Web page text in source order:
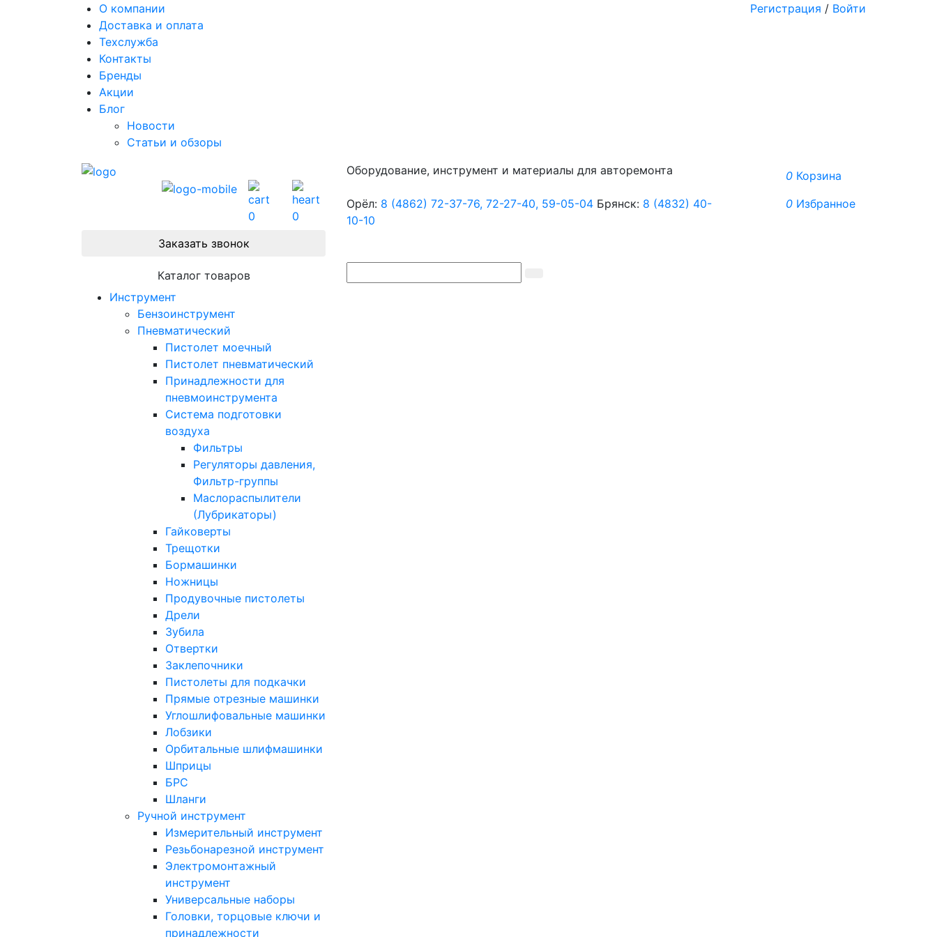
О компании
Доставка и оплата
Техслужба
Контакты
Бренды
Акции
Блог
Новости
Статьи и обзоры
Регистрация / Войти
0
0
Заказать звонок
Оборудование, инструмент и материалы для авторемонта
Орёл: 8 (4862) 72-37-76, 72-27-40, 59-05-04 Брянск: 8 (4832) 40-
10-10
0 Корзина
0 Избранное
Каталог товаров
Инструмент
Бензоинструмент
Пневматический
Пистолет моечный
Пистолет пневматический
Принадлежности для
пневмоинструмента
Система подготовки
воздуха
Фильтры
Регуляторы давления,
Фильтр-группы
Маслораспылители
(Лубрикаторы)
Гайковерты
Трещотки
Бормашинки
Ножницы
Продувочные пистолеты
Дрели
Зубила
Отвертки
Заклепочники
Пистолеты для подкачки
Прямые отрезные машинки
Углошлифовальные машинки
Лобзики
Орбитальные шлифмашинки
Шприцы
БРС
Шланги
Ручной инструмент
Измерительный инструмент
Резьбонарезной инструмент
Электромонтажный
инструмент
Универсальные наборы
Головки, торцовые ключи и
принадлежности